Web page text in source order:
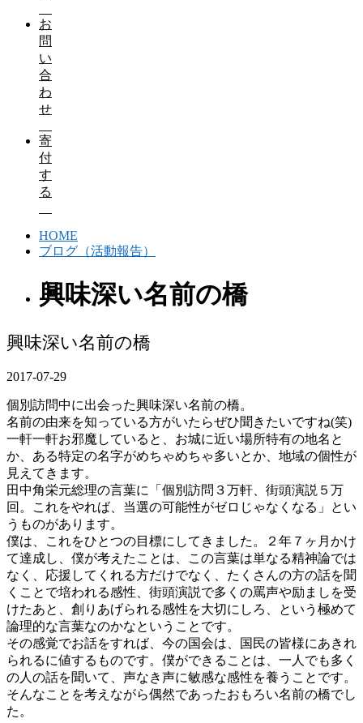
お
問
い
合
わ
せ
寄
付
す
る
HOME
ブログ（活動報告）
興味深い名前の橋
興味深い名前の橋
2017-07-29
個別訪問中に出会った興味深い名前の橋。
名前の由来を知っている方がいたらぜひ聞きたいですね(笑)
一軒一軒お邪魔していると、お城に近い場所特有の地名と
か、ある特定の名字がめちゃめちゃ多いとか、地域の個性が
見えてきます。
田中角栄元総理の言葉に「個別訪問３万軒、街頭演説５万
回。これをやれば、当選の可能性がゼロじゃなくなる」とい
うものがあります。
僕は、これをひとつの目標にしてきました。２年７ヶ月かけ
て達成し、僕が考えたことは、この言葉は単なる精神論では
なく、応援してくれる方だけでなく、たくさんの方の話を聞
くことで培われる感性、街頭演説で多くの罵声や励ましを受
けたあと、創りあげられる感性を大切にしろ、という極めて
論理的な言葉なのかなということです。
その感覚でお話をすれば、今の国会は、国民の皆様にあきれ
られるに値するものです。僕ができることは、一人でも多く
の人の話を聞いて、声なき声に敏感な感性を養うことです。
そんなことを考えながら偶然であったおもろい名前の橋でし
た。